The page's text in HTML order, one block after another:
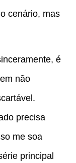
cenário, mas
é
não
precisa
me soa
principal